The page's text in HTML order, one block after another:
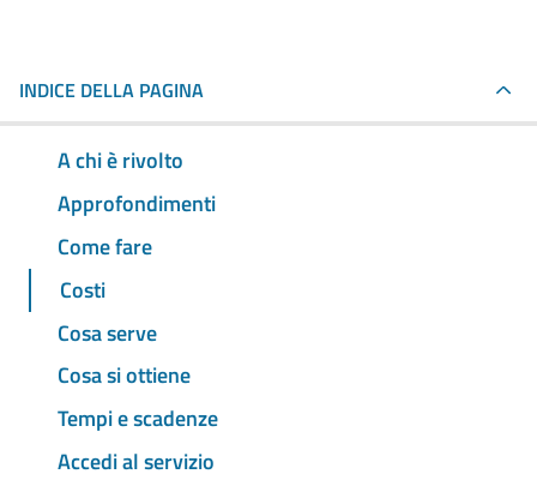
INDICE DELLA PAGINA
A chi è rivolto
Approfondimenti
Come fare
Costi
Cosa serve
Cosa si ottiene
Tempi e scadenze
Accedi al servizio